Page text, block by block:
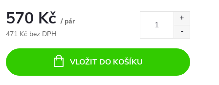
570 Kč / pár
471 Kč bez DPH
cena:
VLOŽIT DO KOŠÍKU